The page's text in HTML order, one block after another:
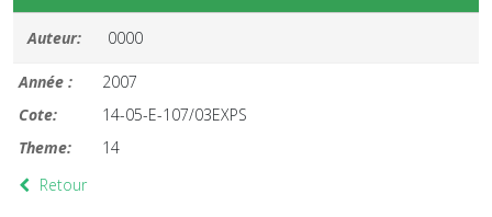
Auteur: 0000
Année :
2007
Cote:
14-05-E-107/03EXPS
Theme:
14
Retour